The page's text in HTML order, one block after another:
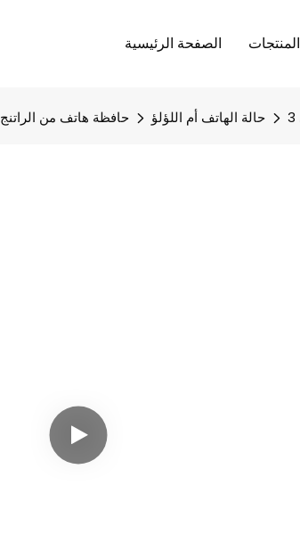
الصفحة الرئيسية المنتجات
حافظة هاتف من الراتنج حالة الهاتف أم اللؤلؤ